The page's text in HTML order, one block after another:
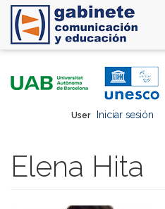
User Iniciar sesión
Elena Hita